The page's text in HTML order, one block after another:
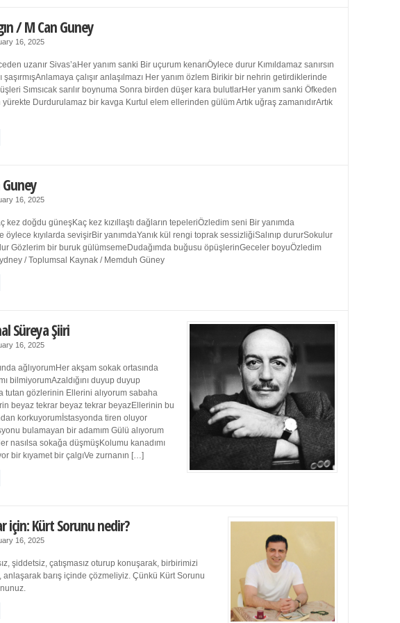
/ M Can Guney
16, 2025
uzanır Sivas’aHer yanım sanki Bir uçurum kenarıÖylece durur Kımıldamaz sanırsın
şaşırmışAnlamaya çalışır anlaşılmazı Her yanım özlem Birikir bir nehrin getirdiklerinde
Sımsıcak sarılır boynuma Sonra birden düşer kara bulutlarHer yanım sanki Öfkeden
yürekte Durdurulamaz bir kavga Kurtul elem ellerinden gülüm Artık uğraş zamanıdırArtık
16, 2025
kez doğdu güneşKaç kez kızıllaştı dağların tepeleriÖzledim seni Bir yanımda
öylece kıyılarda sevişirBir yanımdaYanık kül rengi toprak sessizliğiSalınıp dururSokulur
Gözlerim bir buruk gülümsemeDudağımda buğusu öpüşlerinGeceler boyuÖzledim
/ Toplumsal Kaynak / Memduh Güney
Süreya Şiiri
16, 2025
ağlıyorumHer akşam sokak ortasında
bilmiyorumAzaldığını duyup duyup
tutan gözlerinin Ellerini alıyorum sabaha
beyaz tekrar beyaz tekrar beyazEllerinin bu
korkuyorumİstasyonda tiren oluyor
bulamayan bir adamım Gülü alıyorum
nasılsa sokağa düşmüşKolumu kanadımı
bir kıyamet bir çalgıVe zurnanın […]
için: Kürt Sorunu nedir?
16, 2025
şiddetsiz, çatışmasız oturup konuşarak, birbirimizi
barış içinde çözmeliyiz. Çünkü Kürt Sorunu